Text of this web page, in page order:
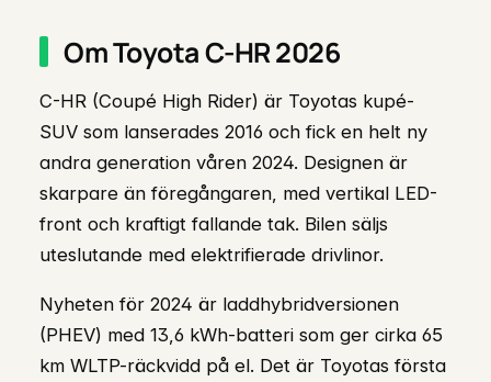
Om Toyota C-HR 2026
C-HR (Coupé High Rider) är Toyotas kupé-
SUV som lanserades 2016 och fick en helt ny
andra generation våren 2024. Designen är
skarpare än föregångaren, med vertikal LED-
front och kraftigt fallande tak. Bilen säljs
uteslutande med elektrifierade drivlinor.
Nyheten för 2024 är laddhybridversionen
(PHEV) med 13,6 kWh-batteri som ger cirka 65
km WLTP-räckvidd på el. Det är Toyotas första